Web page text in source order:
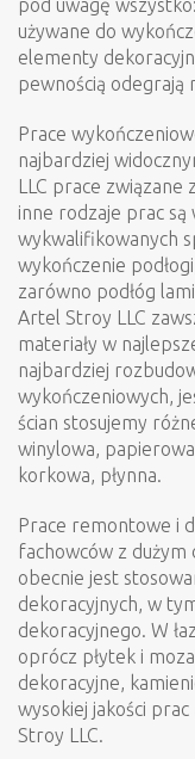
pod uwagę
używane do
elementy
pewnością
Prace
najbardziej
LLC prace
inne rodzaje prac
wykwalifikowanych
wykończenie
zarówno podłóg
Artel Stroy LLC
materiały w
najbardziej
wykończeniowych,
ścian stosujemy
winylowa,
korkowa, płynna.
Prace remontowe i
fachowców z
obecnie jest
dekoracyjnych, w
dekoracyjnego. W
oprócz płytek i
dekoracyjne,
wysokiej jakości
Stroy LLC.